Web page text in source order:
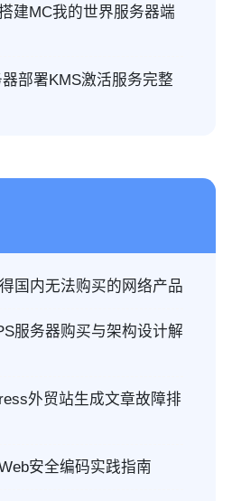
建MC我的世界服务器端
部署KMS激活服务完整
国内无法购买的网络产品
服务器购买与架构设计解
外贸站生成文章故障排
安全编码实践指南